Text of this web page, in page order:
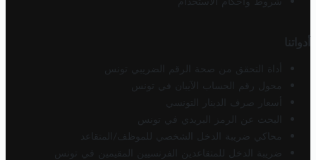
أدواتنا
أداة التحقق من صحة الرقم الضريبي تونس
محول رقم الحساب الآيبان في تونس
أسعار صرف الدينار التونسي
البحث عن الرمز البريدي في تونس
محاكي ضريبة الدخل الشخصي للموظف/المتقاعد
ضريبة الدخل للمتقاعدين الفرنسيين المقيمين في تونس